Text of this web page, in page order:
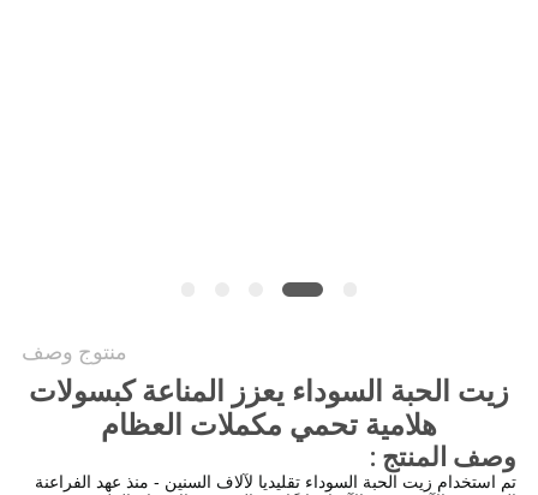
منتوج وصف
زيت الحبة السوداء يعزز المناعة كبسولات
هلامية تحمي مكملات العظام
وصف المنتج :
تم استخدام زيت الحبة السوداء تقليديا لآلاف السنين - منذ عهد الفراعنة